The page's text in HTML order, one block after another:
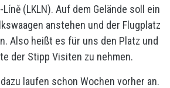
(LKLN). Auf dem Gelände soll ein
anstehen und der Flugplatz
Also heißt es für uns den Platz und
der Stipp Visiten zu nehmen.
laufen schon Wochen vorher an.